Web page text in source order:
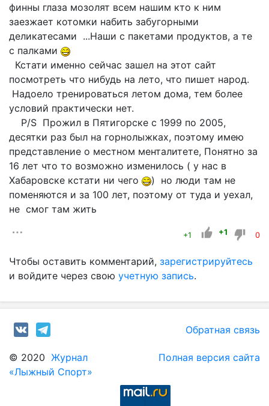
финны глаза мозолят всем нашим кто к ним
заезжает котомки набить забугорными
деликатесами ...Наши с пакетами продуктов, а те
с палками
Кстати именно сейчас зашел на этот сайт
посмотреть что нибудь на лето, что пишет народ.
Надоело тренироваться летом дома, тем более
условий практически нет.
P/S Прожил в Пятигорске с 1999 по 2005,
десятки раз был на горнолыжках, поэтому имею
представление о местном менталитете, Понятно за
16 лет что то возможно изменилось ( у нас в
Хабаровске кстати ни чего
) но люди там не
поменяются и за 100 лет, поэтому от туда и уехал,
не смог там жить
+1 +1 0
Чтобы оставить комментарий, зарегистрируйтесь
и войдите через свою учетную запись.
Обратная связь
© 2020 Журнал
«Лыжный Спорт»
Полная версия сайта